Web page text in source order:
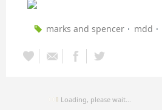
marks and spencer mdd
Loading, please wait...